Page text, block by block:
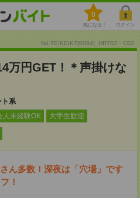
0
気になる！ ログイン
No.TEIKEIKT[0084]_HRT02・C02
万円GET！＊声掛けな
ト系
人未経験OK 大学生歓迎
ん多数！深夜は「穴場」です
！